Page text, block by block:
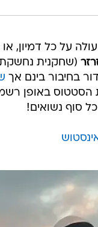
עולה על כל
(שחקנית
בחיבור בינם אך
באופן
סוף נשואים!